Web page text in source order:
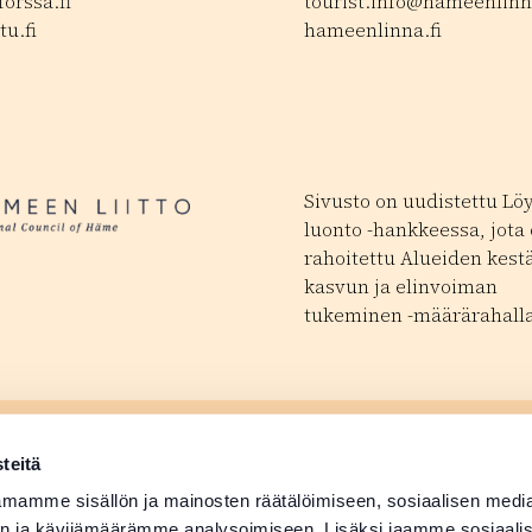
sisällön ja mainosten räätälöimiseen, sosiaalisen
hameenlinna.fi
Sivusto on uudistettu
luonto -hankkeessa, jota
rahoitettu Alueiden
kasvun ja elinvoiman
tukeminen -
tapahtumauudessa ikkunassa
tuotetiedot
Medialle